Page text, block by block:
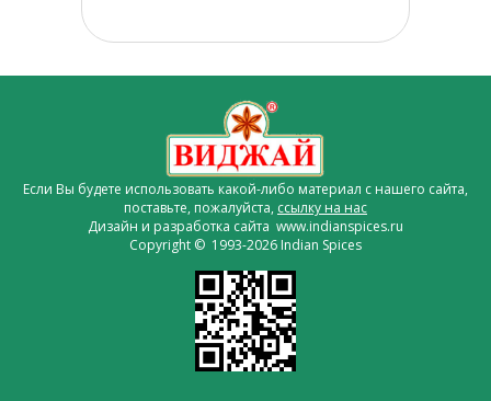
Если Вы будете использовать какой-либо материал с нашего сайта,
поставьте, пожалуйста, ссылку на нас
Дизайн и разработка сайта www.indianspices.ru
Copyright © 1993-2026 Indian Spices